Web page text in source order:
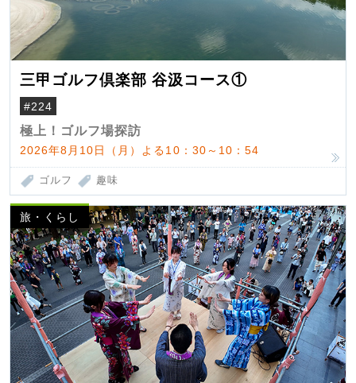
三甲ゴルフ倶楽部 谷汲コース①
#224
極上！ゴルフ場探訪
2026年8月10日（月）よる10：30～10：54
ゴルフ 趣味
旅・くらし